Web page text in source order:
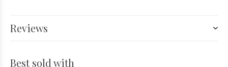
Reviews
Best sold with